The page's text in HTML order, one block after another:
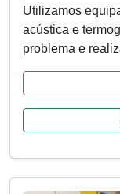
Utilizamos
acústica e
problema e